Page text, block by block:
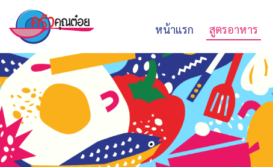
หน้าแรก สูตรอาหาร